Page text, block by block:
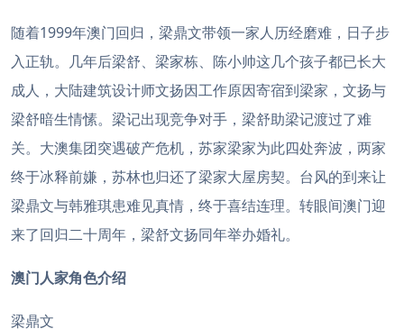
随着1999年澳门回归，梁鼎文带领一家人历经磨难，日子步
入正轨。几年后梁舒、梁家栋、陈小帅这几个孩子都已长大
成人，大陆建筑设计师文扬因工作原因寄宿到梁家，文扬与
梁舒暗生情愫。梁记出现竞争对手，梁舒助梁记渡过了难
关。大澳集团突遇破产危机，苏家梁家为此四处奔波，两家
终于冰释前嫌，苏林也归还了梁家大屋房契。台风的到来让
梁鼎文与韩雅琪患难见真情，终于喜结连理。转眼间澳门迎
来了回归二十周年，梁舒文扬同年举办婚礼。
澳门人家角色介绍
梁鼎文